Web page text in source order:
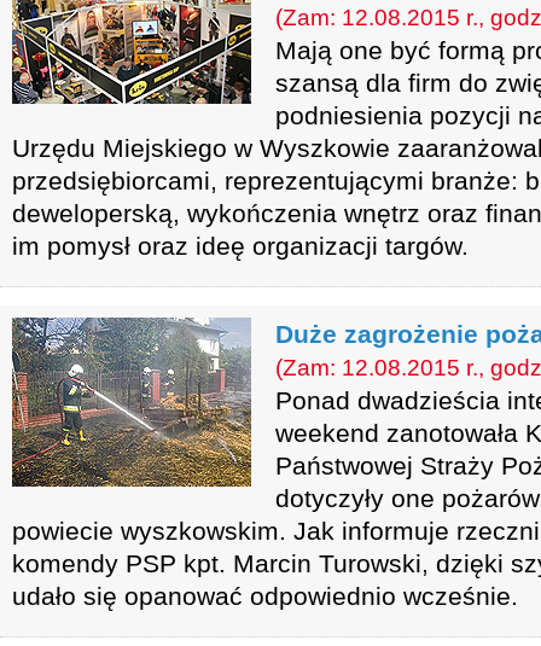
(Zam: 12.08.2015 r.,
Mają one być formą
szansą dla firm do
podniesienia pozycji
Urzędu Miejskiego w Wyszkowie
przedsiębiorcami, reprezentującymi branże:
deweloperską, wykończenia wnętrz oraz
im pomysł oraz ideę organizacji targów.
Duże zagrożenie
(Zam: 12.08.2015 r.,
Ponad dwadzieścia
weekend zanotowała
Państwowej Straży
dotyczyły one
powiecie wyszkowskim. Jak informuje
komendy PSP kpt. Marcin Turowski, dzięki
udało się opanować odpowiednio wcześnie.